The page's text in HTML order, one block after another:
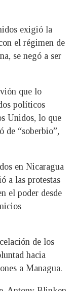
exigió la
el régimen de
se negó a ser
que lo
políticos
Unidos, lo que
de “soberbio”,
en Nicaragua
a las protestas
el poder desde
de los
hacia
a Managua.